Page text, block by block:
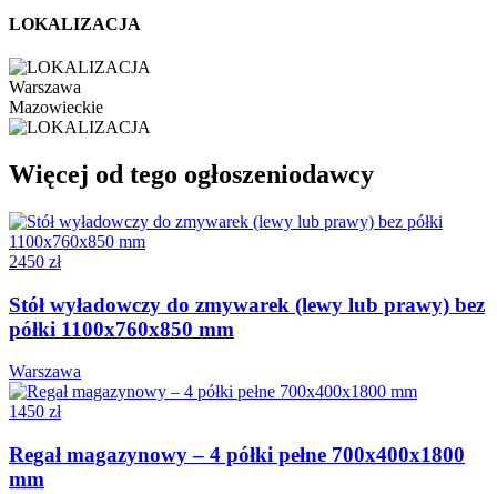
LOKALIZACJA
Warszawa
Mazowieckie
Więcej od tego ogłoszeniodawcy
2450 zł
Stół wyładowczy do zmywarek (lewy lub prawy) bez
półki 1100x760x850 mm
Warszawa
1450 zł
Regał magazynowy – 4 półki pełne 700x400x1800
mm